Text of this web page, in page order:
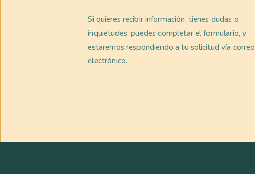
Si quieres recibir información, tienes dudas o
inquietudes, puedes completar el formulario, y
estaremos respondiendo a tu solicitud vía correo
electrónico.